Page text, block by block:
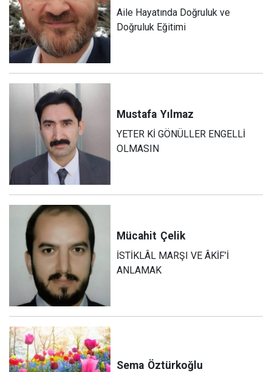
Aile Hayatında Doğruluk ve
Doğruluk Eğitimi
Mustafa Yılmaz
YETER Kİ GÖNÜLLER ENGELLİ
OLMASIN
Mücahit Çelik
İSTİKLÂL MARŞI VE ÂKİF’İ
ANLAMAK
Sema Öztürkoğlu